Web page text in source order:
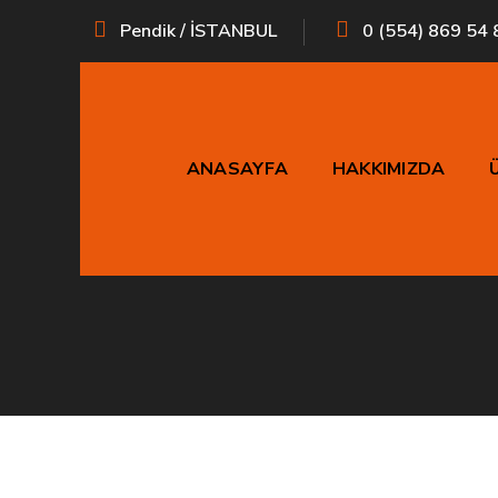
Pendik / İSTANBUL 0 (554) 869 54
ANASAYFA HAKKIMIZDA